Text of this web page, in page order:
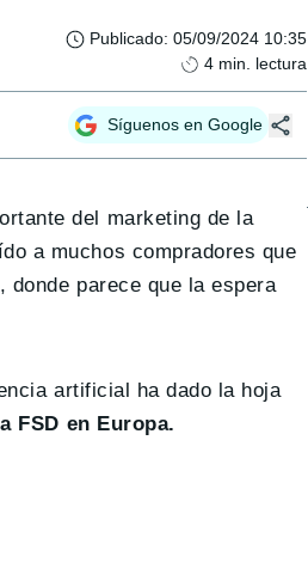
Publicado: 05/09/2024 10:35
4 min. lectura
Síguenos en Google
del marketing de la
a muchos compradores que
donde parece que la espera
artificial ha dado la hoja
FSD en Europa.